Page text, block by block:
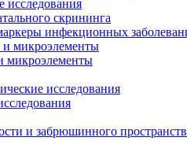
исследования
скрининга
инфекционных
микроэлементы
микроэлементы
исследования
и забрюшинного